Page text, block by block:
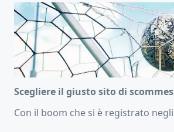
Scegliere il giusto sito di
Con il boom che si è registrato